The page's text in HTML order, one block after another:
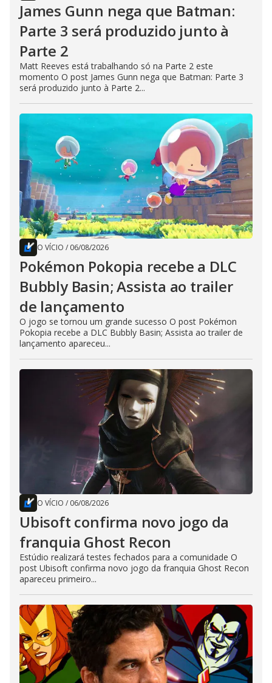
James Gunn nega que Batman:
Parte 3 será produzido junto à
Parte 2
Matt Reeves está trabalhando só na Parte 2 este
momento O post James Gunn nega que Batman: Parte 3
será produzido junto à Parte 2...
O VÍCIO / 06/08/2026
Pokémon Pokopia recebe a DLC
Bubbly Basin; Assista ao trailer
de lançamento
O jogo se tornou um grande sucesso O post Pokémon
Pokopia recebe a DLC Bubbly Basin; Assista ao trailer de
lançamento apareceu...
O VÍCIO / 06/08/2026
Ubisoft confirma novo jogo da
franquia Ghost Recon
Estúdio realizará testes fechados para a comunidade O
post Ubisoft confirma novo jogo da franquia Ghost Recon
apareceu primeiro...